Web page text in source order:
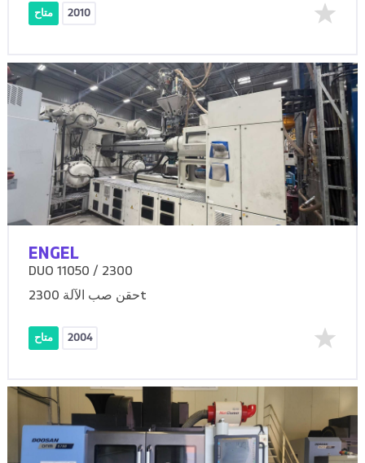
متاح 2010
ENGEL
DUO 11050 / 2300
حقن صب الآلة 2300t
متاح 2004